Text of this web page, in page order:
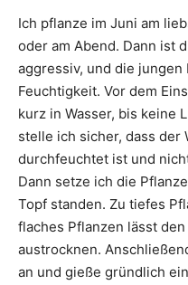
Ich pflanze im Juni am
oder am Abend. Dann ist
aggressiv, und die
Feuchtigkeit. Vor dem
kurz in Wasser, bis keine
stelle ich sicher, dass der
durchfeuchtet ist und
Dann setze ich die
Topf standen. Zu tiefes
flaches Pflanzen lässt
austrocknen.
an und gieße gründlich